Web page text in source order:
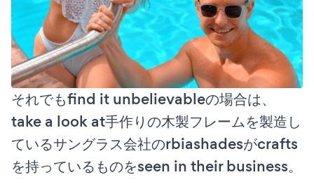
それでもfind it unbelievableの場合は、
take a look at手作りの木製フレームを製造し
ているサングラス会社のrbiashadesがcrafts
を持っているものをseen in their business。